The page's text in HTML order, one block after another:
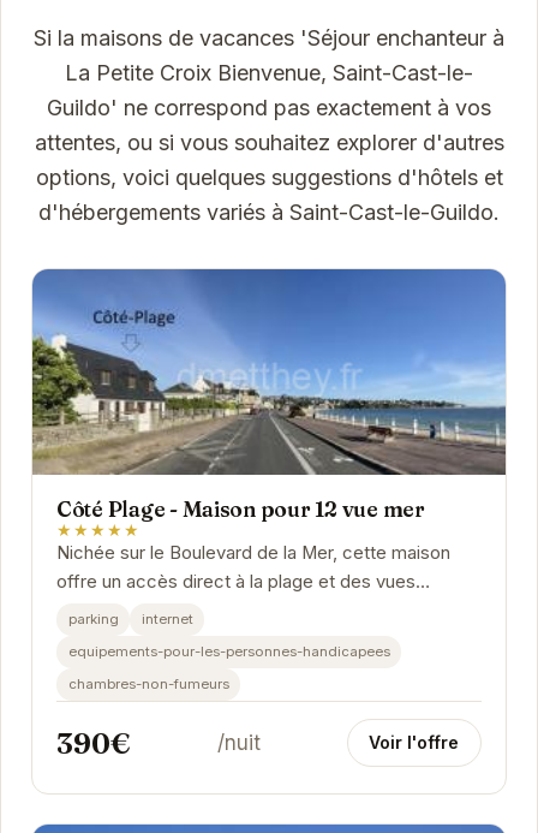
Si la maisons de vacances 'Séjour enchanteur à
La Petite Croix Bienvenue, Saint-Cast-le-
Guildo' ne correspond pas exactement à vos
attentes, ou si vous souhaitez explorer d'autres
options, voici quelques suggestions d'hôtels et
d'hébergements variés à Saint-Cast-le-Guildo.
Côté Plage - Maison pour 12 vue mer
★★★★★
Nichée sur le Boulevard de la Mer, cette maison
offre un accès direct à la plage et des vues
panoramiques sur l'océan. Avec une capacité...
parking
internet
equipements-pour-les-personnes-handicapees
chambres-non-fumeurs
390€ /nuit Voir l'offre